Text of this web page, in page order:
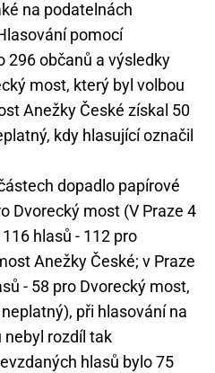
na podatelnách
pomocí
296 občanů a výsledky
most, který byl volbou
Anežky České získal 50
kdy hlasující označil
dopadlo papírové
Dvorecký most (V Praze 4
hlasů - 112 pro
Anežky České; v Praze
- 58 pro Dvorecký most,
při hlasování na
rozdíl tak
hlasů bylo 75